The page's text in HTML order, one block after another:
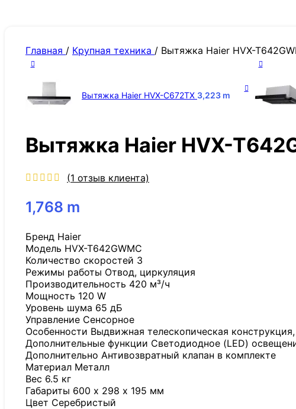
Главная / Крупная техника / Вытяжка Haier HVX-
Вытяжка Haier HVX-C672TX 3,223 m
Вытяжка Haier HVX-
(1 отзыв клиента)
1,768 m
Бренд Haier
Модель HVX-T642GWMC
Количество скоростей 3
Режимы работы Отвод, циркуляция
Производительность 420 м³/ч
Мощность 120 W
Уровень шума 65 дБ
Управление Сенсорное
Особенности Выдвижная телескопическая
Дополнительные функции Светодиодное (LED)
Дополнительно Антивозвратный клапан в комплекте
Материал Металл
Вес 6.5 кг
Габариты 600 х 298 х 195 мм
Цвет Серебристый